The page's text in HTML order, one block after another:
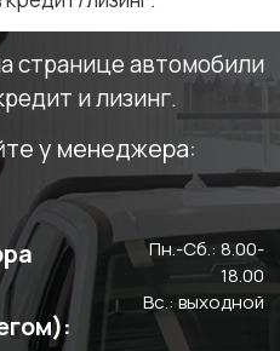
странице автомобили
и лизинг.
у менеджера:
Пн.-Сб.: 8.00-
18.00
Вс.: выходной